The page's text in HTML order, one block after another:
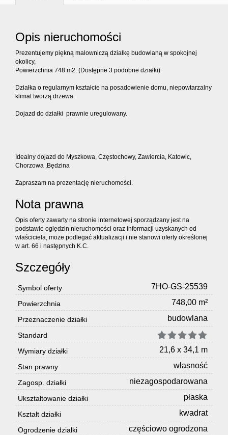
Opis nieruchomości
Prezentujemy piękną malowniczą działkę budowlaną w spokojnej
okolicy,
Powierzchnia 748 m2. (Dostępne 3 podobne działki)
Działka o regularnym kształcie na posadowienie domu, niepowtarzalny
klimat tworzą drzewa.
Dojazd do działki prawnie uregulowany.
Idealny dojazd do Myszkowa, Częstochowy, Zawiercia, Katowic,
Chorzowa ,Będzina
Zapraszam na prezentację nieruchomości.
Nota prawna
Opis oferty zawarty na stronie internetowej sporządzany jest na
podstawie oględzin nieruchomości oraz informacji uzyskanych od
właściciela, może podlegać aktualizacji i nie stanowi oferty określonej
w art. 66 i następnych K.C.
Szczegóły
Symbol oferty 7HO-GS-25539
Powierzchnia 748,00 m²
Przeznaczenie działki budowlana
Standard
Wymiary działki
21,6 x 34,1 m
Stan prawny własność
Zagosp. działki niezagospodarowana
Ukształtowanie działki płaska
Kształt działki kwadrat
Ogrodzenie działki częściowo ogrodzona